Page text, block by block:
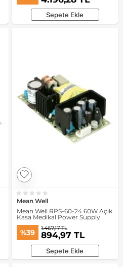
Sepete Ekle
Mean Well
Mean Well RPS-60-24 60W Açık
Kasa Medikal Power Supply
%39 1.467,17 TL
894,97 TL
Sepete Ekle